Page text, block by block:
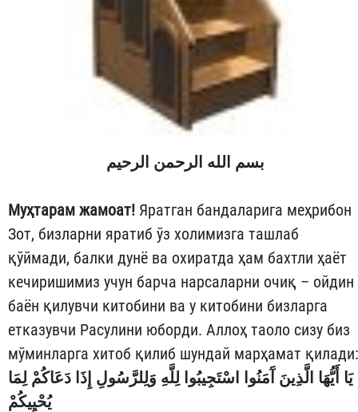
بسم الله الرحمن الرحيم
Муҳтарам жамоат! Яратган бандаларига меҳрибон
Зот, бизларни яратиб ўз холимизга ташлаб
қўймади, балки дунё ва охиратда ҳам бахтли ҳаёт
кечиришимиз учун барча нарсаларни очиқ – ойдин
баён қилувчи китобини ва у китобини бизларга
етказувчи Расулини юборди. Аллоҳ таоло сизу биз
мўминларга хитоб қилиб шундай марҳамат қилади:
يَا أَيُّهَا الَّذِينَ آَمَنُوا اسْتَجِيبُوا لِلَّهِ وَلِلرَّسُولِ إِذَا دَعَاكُمْ لِمَا
يُحْيِيكُمْ